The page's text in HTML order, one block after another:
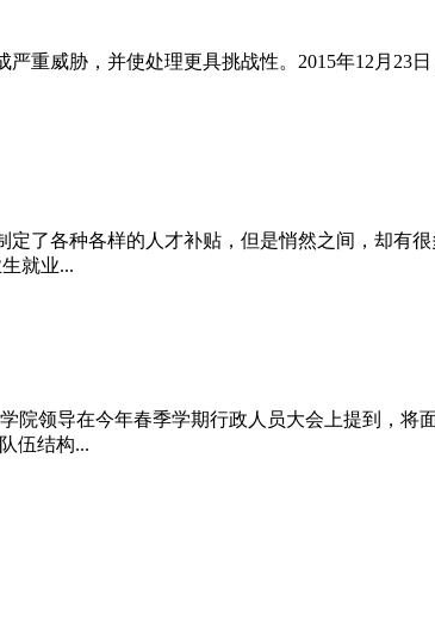
重威胁，并使处理更具挑战性。2015年12月23
了各种各样的人才补贴，但是悄然之间，却有
就业...
院领导在今年春季学期行政人员大会上提到，
伍结构...